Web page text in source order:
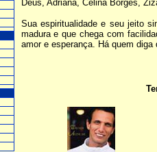
Deus, Adriana, Celina Borges,
Sua espiritualidade e seu jeito
madura e que chega com
amor e esperança. Há quem